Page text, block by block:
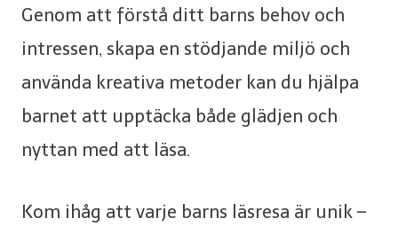
Genom att förstå ditt barns behov och
intressen, skapa en stödjande miljö och
använda kreativa metoder kan du hjälpa
barnet att upptäcka både glädjen och
nyttan med att läsa.
Kom ihåg att varje barns läsresa är unik –